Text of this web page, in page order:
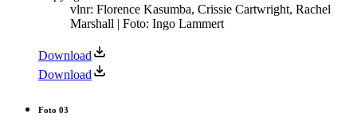
vlnr: Florence Kasumba, Crissie Cartwright, Rachel
Marshall | Foto: Ingo Lammert
Download
Download
Foto 03